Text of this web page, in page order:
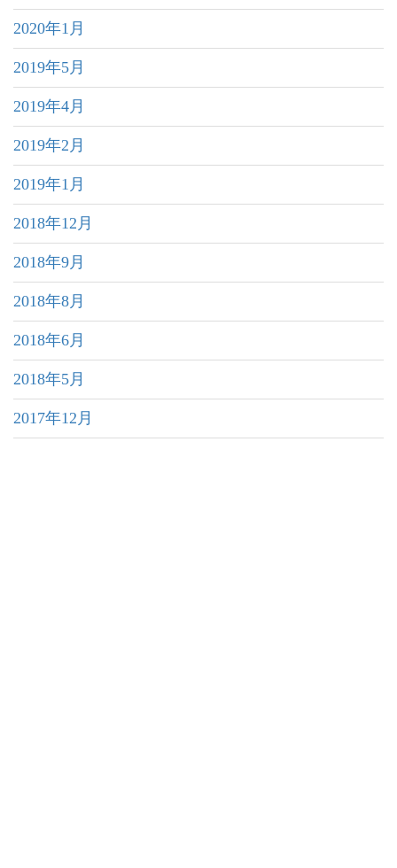
2020年1月
2019年5月
2019年4月
2019年2月
2019年1月
2018年12月
2018年9月
2018年8月
2018年6月
2018年5月
2017年12月